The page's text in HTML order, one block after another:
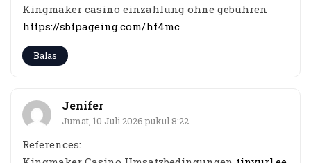
Kingmaker casino einzahlung ohne gebühren
https://sbfpageing.com/hf4mc
Balas
Jenifer
Jumat, 10 Juli 2026 pukul 8:22
References: